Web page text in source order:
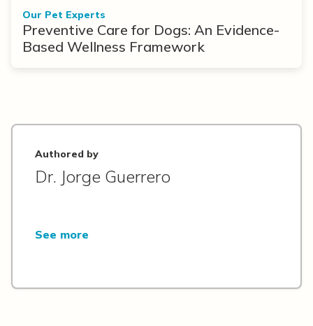
Our Pet Experts
Preventive Care for Dogs: An Evidence-
Based Wellness Framework
Authored by
Dr. Jorge Guerrero
See more